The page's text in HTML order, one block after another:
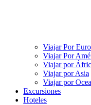
Viajar Por
Viajar Por
Viajar por
Viajar por Asia
Viajar por
Excursiones
Hoteles